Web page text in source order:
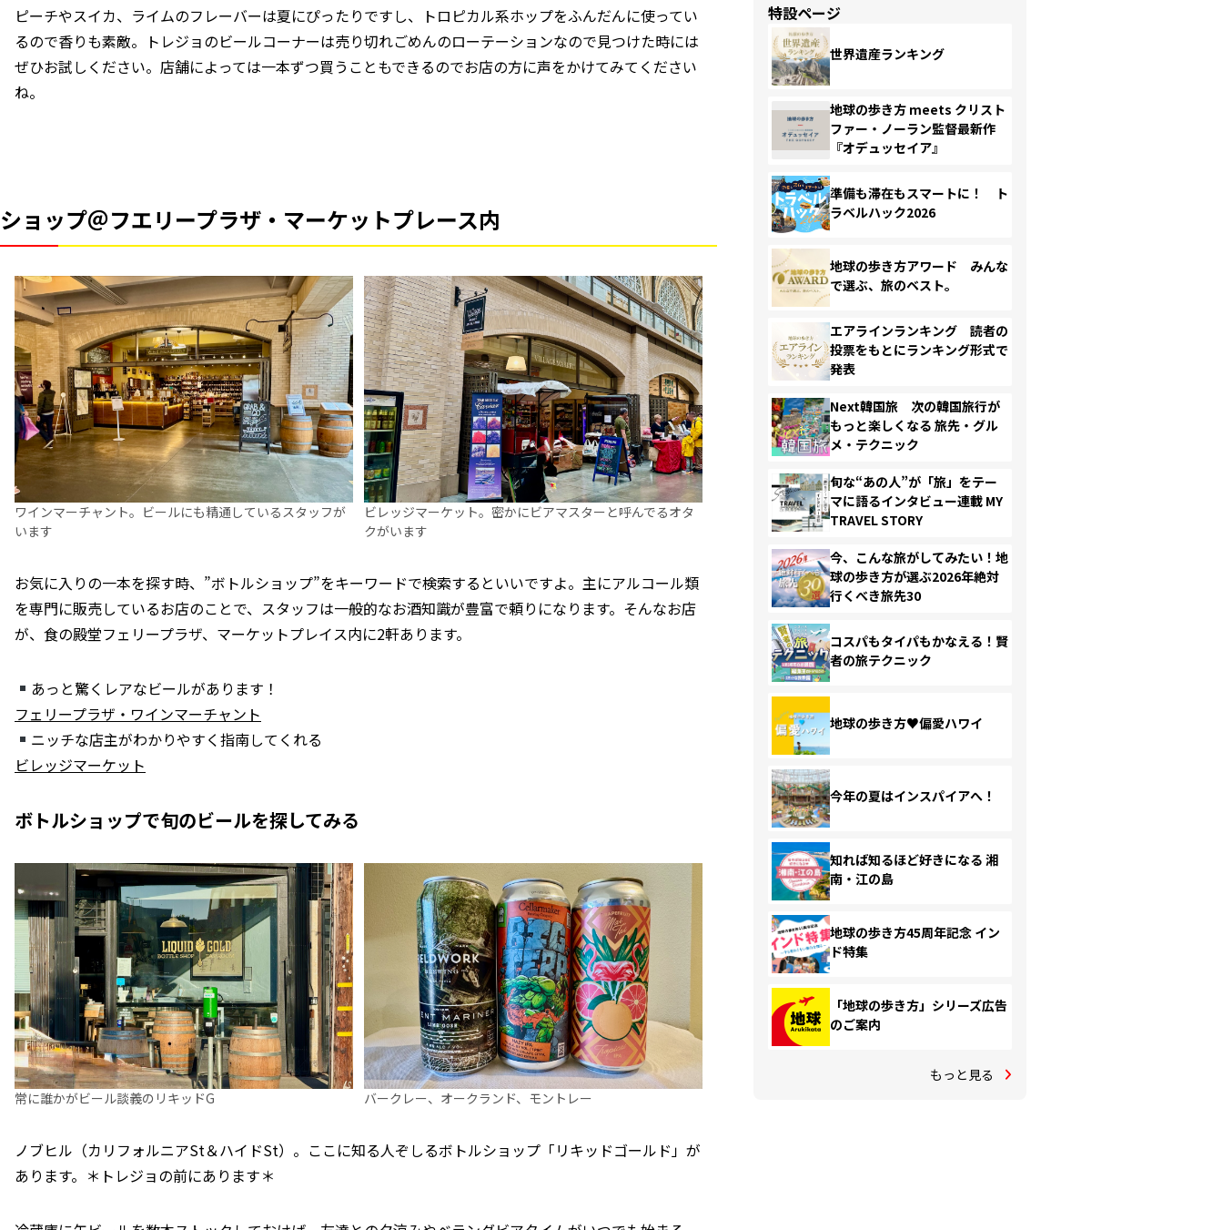
ピーチやスイカ、ライムのフレーバーは夏にぴったりですし、トロピカル系ホップをふんだんに使ってい
るので香りも素敵。トレジョのビールコーナーは売り切れごめんのローテーションなので見つけた時には
ぜひお試しください。店舗によっては一本ずつ買うこともできるのでお店の方に声をかけてみてください
ね。
ショップ＠フエリープラザ・マーケットプレース内
ワインマーチャント。ビールにも精通しているスタッフが
います
ビレッジマーケット。密かにビアマスターと呼んでるオタ
クがいます
お気に入りの一本を探す時、”ボトルショップ”をキーワードで検索するといいですよ。主にアルコール類
を専門に販売しているお店のことで、スタッフは一般的なお酒知識が豊富で頼りになります。そんなお店
が、食の殿堂フェリープラザ、マーケットプレイス内に2軒あります。
あっと驚くレアなビールがあります！
フェリープラザ・ワインマーチャント
ニッチな店主がわかりやすく指南してくれる
ビレッジマーケット
ボトルショップで旬のビールを探してみる
常に誰かがビール談義のリキッドG バークレー、オークランド、モントレー
ノブヒル（カリフォルニアSt＆ハイドSt）。ここに知る人ぞしるボトルショップ「リキッドゴールド」が
あります。＊トレジョの前にあります＊
特設ページ
世界遺産ランキング
地球の歩き方 meets クリスト
ファー・ノーラン監督最新作
『オデュッセイア』
準備も滞在もスマートに！ ト
ラベルハック2026
地球の歩き方アワード みんな
で選ぶ、旅のベスト。
エアラインランキング 読者の
投票をもとにランキング形式で
発表
Next韓国旅 次の韓国旅行が
もっと楽しくなる 旅先・グル
メ・テクニック
旬な“あの人”が「旅」をテー
マに語るインタビュー連載 MY
TRAVEL STORY
今、こんな旅がしてみたい！地
球の歩き方が選ぶ2026年絶対
行くべき旅先30
コスパもタイパもかなえる！賢
者の旅テクニック
地球の歩き方♥偏愛ハワイ
今年の夏はインスパイアへ！
知れば知るほど好きになる 湘
南・江の島
地球の歩き方45周年記念 イン
ド特集
「地球の歩き方」シリーズ広告
のご案内
もっと見る